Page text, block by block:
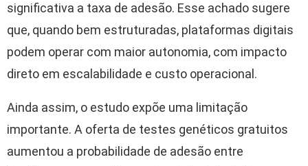
significativa a taxa de adesão. Esse achado sugere
que, quando bem estruturadas, plataformas digitais
podem operar com maior autonomia, com impacto
direto em escalabilidade e custo operacional.
Ainda assim, o estudo expõe uma limitação
importante. A oferta de testes genéticos gratuitos
aumentou a probabilidade de adesão entre